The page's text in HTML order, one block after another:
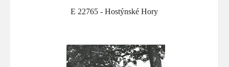
E 22765 - Hostýnské Hory